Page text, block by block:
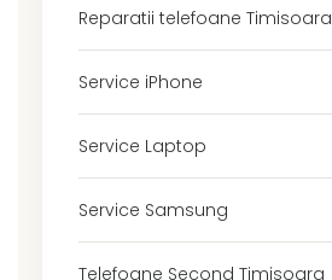
Reparatii telefoane Timisoara
Service iPhone
Service Laptop
Service Samsung
Telefoane Second Timisoara